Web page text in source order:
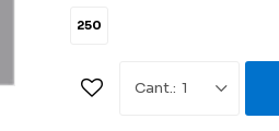
250
1